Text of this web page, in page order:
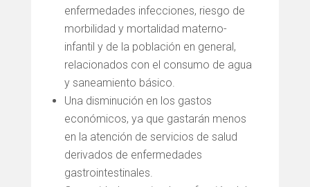
enfermedades infecciones, riesgo de
morbilidad y mortalidad materno-
infantil y de la población en general,
relacionados con el consumo de agua
y saneamiento básico.
Una disminución en los gastos
económicos, ya que gastarán menos
en la atención de servicios de salud
derivados de enfermedades
gastrointestinales.